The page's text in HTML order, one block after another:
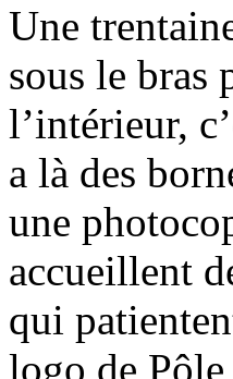
Une
sous le bras
l’intérieur,
a là des
une
accueillent
qui
logo de